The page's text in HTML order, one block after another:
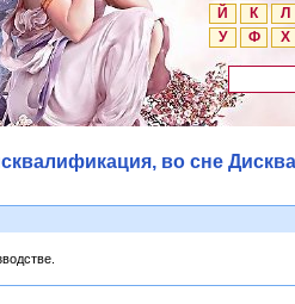
Й
К Л
У
Ф Х
во сне